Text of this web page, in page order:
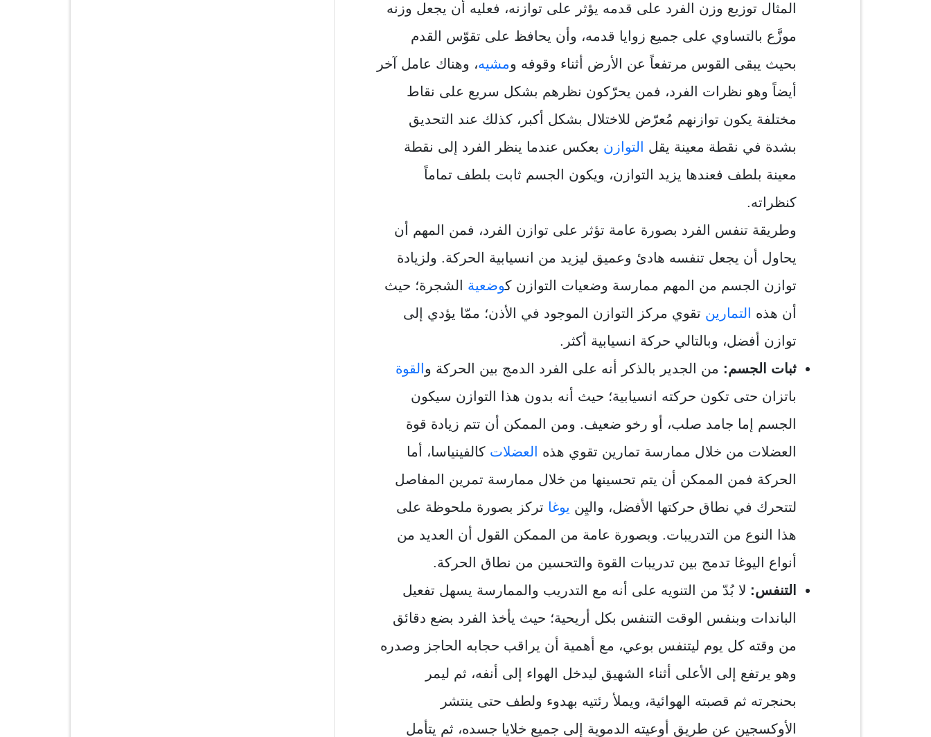
المثال توزيع وزن الفرد على قدمه يؤثر على توازنه، فعليه أن يجعل وزنه
موزَّع بالتساوي على جميع زوايا قدمه، وأن يحافظ على تقوّس القدم
بحيث يبقى القوس مرتفعاً عن الأرض أثناء وقوفه ومشيه، وهناك عامل آخر
أيضاً وهو نظرات الفرد، فمن يحرّكون نظرهم بشكل سريع على نقاط
مختلفة يكون توازنهم مُعرّض للاختلال بشكل أكبر، كذلك عند التحديق
بشدة في نقطة معينة يقل
التوازن بعكس عندما ينظر الفرد إلى نقطة
معينة بلطف فعندها يزيد التوازن، ويكون الجسم ثابت بلطف تماماً
كنظراته.
وطريقة تنفس الفرد بصورة عامة تؤثر على توازن الفرد، فمن المهم أن
يحاول أن يجعل تنفسه هادئ وعميق ليزيد من انسيابية الحركة. ولزيادة
توازن الجسم من المهم ممارسة وضعيات التوازن كوضعية الشجرة؛ حيث
أن هذه
التمارين تقوي مركز التوازن الموجود في الأذن؛ ممّا يؤدي إلى
توازن أفضل، وبالتالي حركة انسيابية أكثر.
ثبات الجسم: من الجدير بالذكر أنه على الفرد الدمج بين الحركة و القوة
باتزان حتى تكون حركته انسيابية؛ حيث أنه بدون هذا التوازن سيكون
الجسم إما جامد صلب، أو رخو ضعيف. ومن الممكن أن تتم زيادة قوة
العضلات من خلال ممارسة تمارين تقوي هذه
العضلات كالفينياسا، أما
الحركة فمن الممكن أن يتم تحسينها من خلال ممارسة تمرين المفاصل
لتتحرك في نطاق حركتها الأفضل، واليِن يوغا تركز بصورة ملحوظة على
هذا النوع من التدريبات. وبصورة عامة من الممكن القول أن العديد من
أنواع اليوغا تدمج بين تدريبات القوة والتحسين من نطاق الحركة.
التنفس: لا بُدّ من التنويه على أنه مع التدريب والممارسة يسهل تفعيل
الباندات وبنفس الوقت التنفس بكل أريحية؛ حيث يأخذ الفرد بضع دقائق
من وقته كل يوم ليتنفس بوعي، مع أهمية أن يراقب حجابه الحاجز وصدره
وهو يرتفع إلى الأعلى أثناء الشهيق ليدخل الهواء إلى أنفه، ثم ليمر
بحنجرته ثم قصبته الهوائية، ويملأ رئتيه بهدوء ولطف حتى ينتشر
الأوكسجين عن طريق أوعيته الدموية إلى جميع خلايا جسده، ثم يتأمل